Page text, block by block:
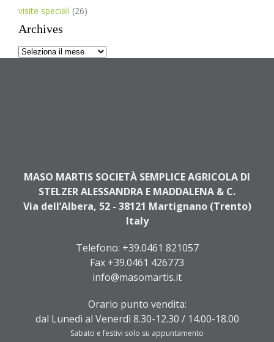
visite speciali (26)
Archives
Archives
MASO MARTIS SOCIETÀ SEMPLICE AGRICOLA DI
STELZER ALESSANDRA E MADDALENA & C.
Via dell’Albera, 52 - 38121 Martignano (Trento)
Italy
Telefono: +39.0461 821057
Fax +39.0461 426773
info@masomartis.it
Orario punto vendita:
dal Lunedì al Venerdì 8.30-12.30 / 14.00-18.00
Sabato e festivi solo su appuntamento